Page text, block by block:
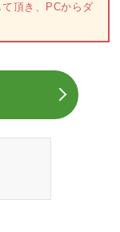
頂き、PCからダ